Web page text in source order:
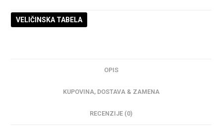
VELIČINSKA TABELA
OPIS
KUPOVINA, DOSTAVA & ZAMENA
RECENZIJE (0)